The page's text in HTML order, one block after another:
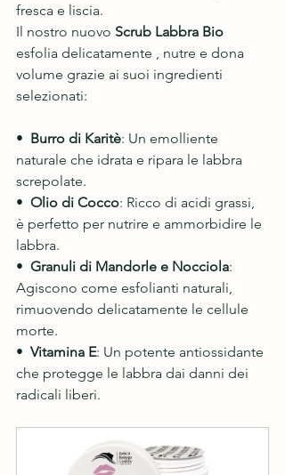
fresca e liscia.
Il nostro nuovo Scrub Labbra Bio
esfolia delicatamente , nutre e dona
volume grazie ai suoi ingredienti
selezionati:
• Burro di Karitè: Un emolliente
naturale che idrata e ripara le labbra
screpolate.
• Olio di Cocco: Ricco di acidi grassi,
è perfetto per nutrire e ammorbidire le
labbra.
• Granuli di Mandorle e Nocciola:
Agiscono come esfolianti naturali,
rimuovendo delicatamente le cellule
morte.
• Vitamina E: Un potente antiossidante
che protegge le labbra dai danni dei
radicali liberi.